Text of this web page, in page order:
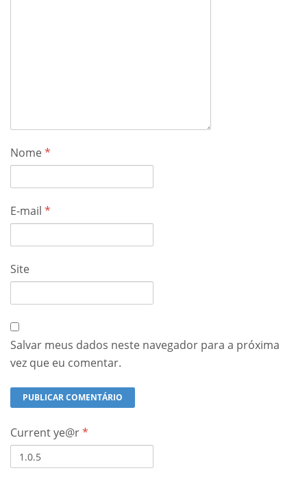
Nome*
E-mail *
Site
Salvar meus dados neste navegador para a próxima
vez que eu comentar.
Current ye@r*